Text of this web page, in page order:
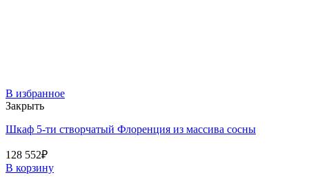
В избранное
Закрыть
Шкаф 5-ти створчатый Флоренция из массива сосны
128 552₽
В корзину